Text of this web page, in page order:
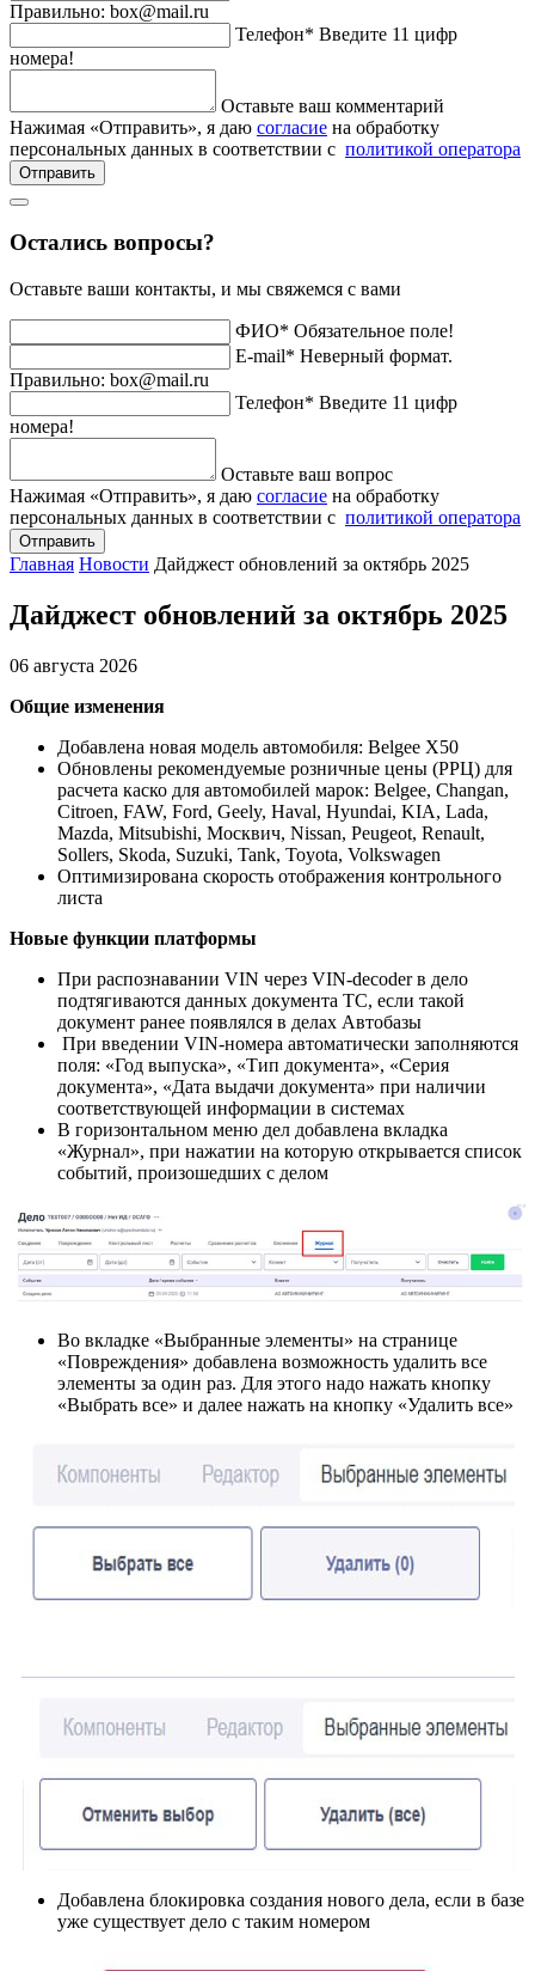
Правильно: box@mail.ru
Телефон* Введите 11 цифр
номера!
Оставьте ваш комментарий
Нажимая «Отправить», я даю согласие на обработку
персональных данных в соответствии с политикой оператора
Отправить
Остались вопросы?
Оставьте ваши контакты, и мы свяжемся с вами
ФИО* Обязательное поле!
E-mail* Неверный формат.
Правильно: box@mail.ru
Телефон* Введите 11 цифр
номера!
Оставьте ваш вопрос
Нажимая «Отправить», я даю согласие на обработку
персональных данных в соответствии с политикой оператора
Отправить
Главная Новости Дайджест обновлений за октябрь 2025
Дайджест обновлений за октябрь 2025
06 августа 2026
Общие изменения
Добавлена новая модель автомобиля: Belgee Х50
Обновлены рекомендуемые розничные цены (РРЦ) для
расчета каско для автомобилей марок: Belgee, Changan,
Citroen, FAW, Ford, Geely, Haval, Hyundai, KIA, Lada,
Mazda, Mitsubishi, Москвич, Nissan, Peugeot, Renault,
Sollers, Skoda, Suzuki, Tank, Toyota, Volkswagen
Оптимизирована скорость отображения контрольного
листа
Новые функции платформы
При распознавании VIN через VIN-decoder в дело
подтягиваются данных документа ТС, если такой
документ ранее появлялся в делах Автобазы
При введении VIN-номера автоматически заполняются
поля: «Год выпуска», «Тип документа», «Серия
документа», «Дата выдачи документа» при наличии
соответствующей информации в системах
В горизонтальном меню дел добавлена вкладка
«Журнал», при нажатии на которую открывается список
событий, произошедших с делом
Во вкладке «Выбранные элементы» на странице
«Повреждения» добавлена возможность удалить все
элементы за один раз. Для этого надо нажать кнопку
«Выбрать все» и далее нажать на кнопку «Удалить все»
Добавлена блокировка создания нового дела, если в базе
уже существует дело с таким номером